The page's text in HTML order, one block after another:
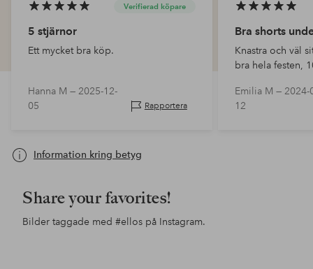
Verifierad köpare
5 stjärnor
Ett mycket bra köp.
Hanna M — 2025-12-
05
Rapportera
Bra shorts
Knastra och väl
bra hela festen,
Emilia M — 2024-
12
Information kring betyg
Share your favorites!
Bilder taggade med #ellos på Instagram.